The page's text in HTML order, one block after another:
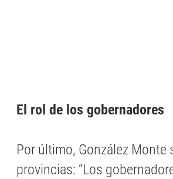
El rol de los gobernadores
Por último, González
provincias: “Los